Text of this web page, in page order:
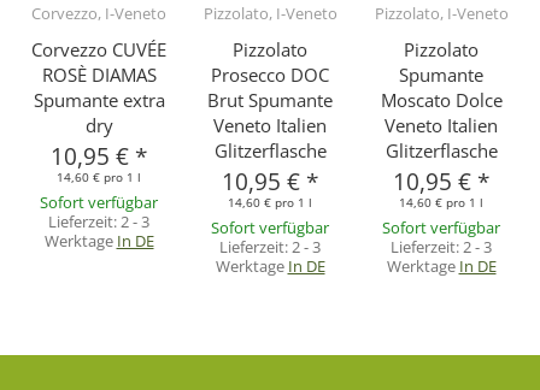
Corvezzo, I-Veneto
Corvezzo CUVÉE
ROSÈ DIAMAS
Spumante extra
dry
10,95 € *
14,60 € pro 1 l
Sofort verfügbar
Lieferzeit: 2 - 3
Werktage In DE
Pizzolato, I-Veneto
Pizzolato
Prosecco DOC
Brut Spumante
Veneto Italien
Glitzerflasche
10,95 € *
14,60 € pro 1 l
Sofort verfügbar
Lieferzeit: 2 - 3
Werktage In DE
Pizzolato, I-Veneto
Pizzolato
Spumante
Moscato Dolce
Veneto Italien
Glitzerflasche
10,95 € *
14,60 € pro 1 l
Sofort verfügbar
Lieferzeit: 2 - 3
Werktage In DE